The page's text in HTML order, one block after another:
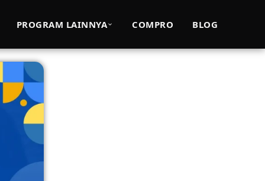
PROGRAM LAINNYA COMPRO BLOG